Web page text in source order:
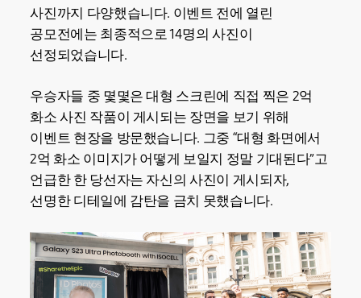
사진까지 다양했습니다. 이벤트 전에 열린
공모전에는 최종적으로 14명의 사진이
선정되었습니다.
우승자들 중 몇몇은 대형 스크린에 직접 찍은 2억
화소 사진 작품이 게시되는 장면을 보기 위해
이벤트 현장을 방문했습니다. 그중 “대형 화면에서
2억 화소 이미지가 어떻게 보일지 정말 기대된다”고
언급한 한 당선자는 자신의 사진이 게시되자,
선명한 디테일에 감탄을 금치 못했습니다.